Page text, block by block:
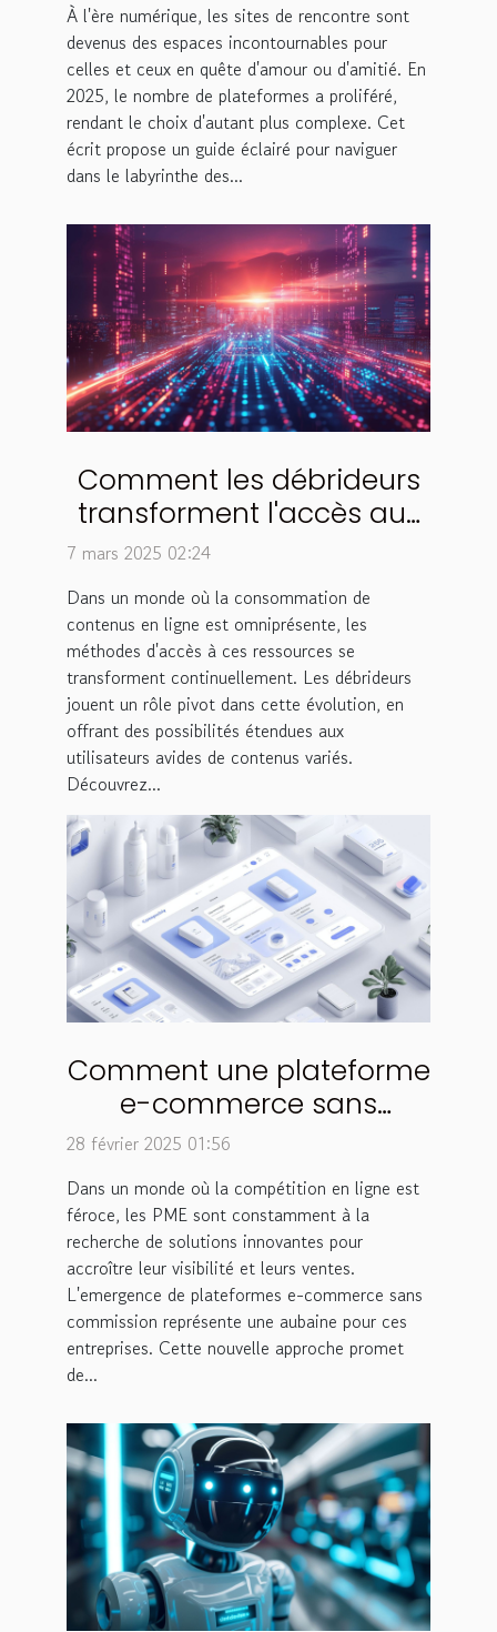
À l'ère numérique, les sites de rencontre sont
devenus des espaces incontournables pour
celles et ceux en quête d'amour ou d'amitié. En
2025, le nombre de plateformes a proliféré,
rendant le choix d'autant plus complexe. Cet
écrit propose un guide éclairé pour naviguer
dans le labyrinthe des...
Comment les débrideurs
transforment l'accès aux
contenus en ligne en 2021
7 mars 2025 02:24
Dans un monde où la consommation de
contenus en ligne est omniprésente, les
méthodes d'accès à ces ressources se
transforment continuellement. Les débrideurs
jouent un rôle pivot dans cette évolution, en
offrant des possibilités étendues aux
utilisateurs avides de contenus variés.
Découvrez...
Comment une plateforme
e-commerce sans
commission booste votre
28 février 2025 01:56
Dans un monde où la compétition en ligne est
féroce, les PME sont constamment à la
recherche de solutions innovantes pour
accroître leur visibilité et leurs ventes.
L'emergence de plateformes e-commerce sans
commission représente une aubaine pour ces
entreprises. Cette nouvelle approche promet
de...